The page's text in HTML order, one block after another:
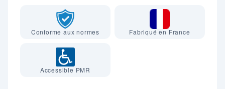
Conforme aux normes Fabriqué en France
Accessible PMR